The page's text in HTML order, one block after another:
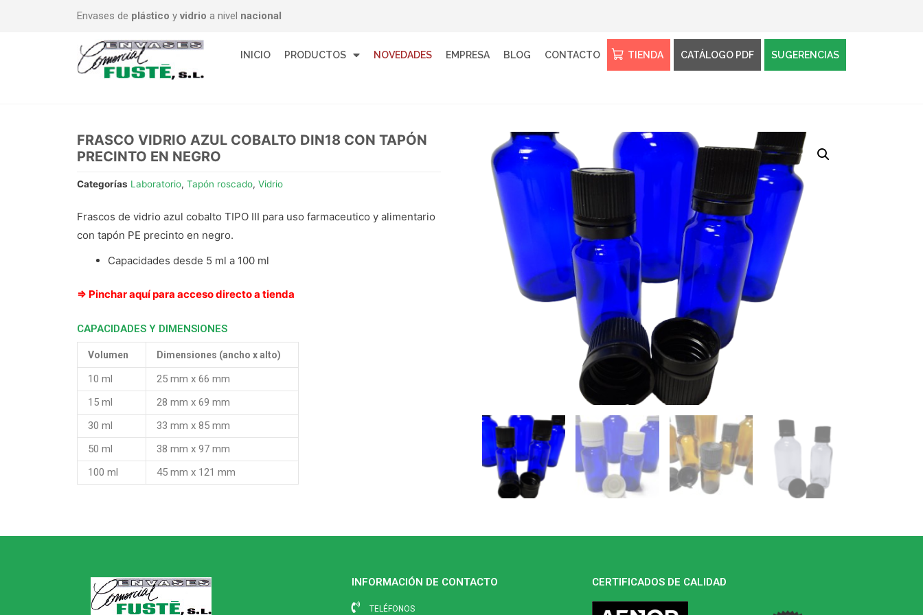
Envases de plástico y vidrio a nivel nacional
INICIO PRODUCTOS NOVEDADES EMPRESA BLOG CONTACTO TIENDA CATÁLOGO PDF SUGERENCIAS
FRASCO VIDRIO AZUL COBALTO DIN18 CON TAPÓN
PRECINTO EN NEGRO
Categorías Laboratorio, Tapón roscado, Vidrio
Frascos de vidrio azul cobalto TIPO III para uso farmaceutico y alimentario
con tapón PE precinto en negro.
Capacidades desde 5 ml a 100 ml
⇒ Pinchar aquí para acceso directo a tienda
CAPACIDADES Y DIMENSIONES
Volumen Dimensiones (ancho x alto)
10 ml
25 mm x 66 mm
15 ml
28 mm x 69 mm
30 ml
33 mm x 85 mm
50 ml
38 mm x 97 mm
100 ml
45 mm x 121 mm
INFORMACIÓN DE CONTACTO
TELÉFONOS
CERTIFICADOS DE CALIDAD